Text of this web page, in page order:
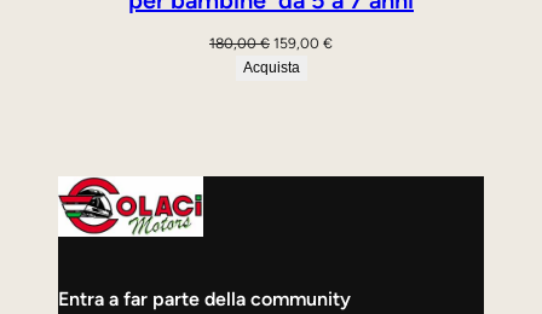
180,00€ Il
prezzo
159,00 €Il
Acquista
Entra a far parte della community